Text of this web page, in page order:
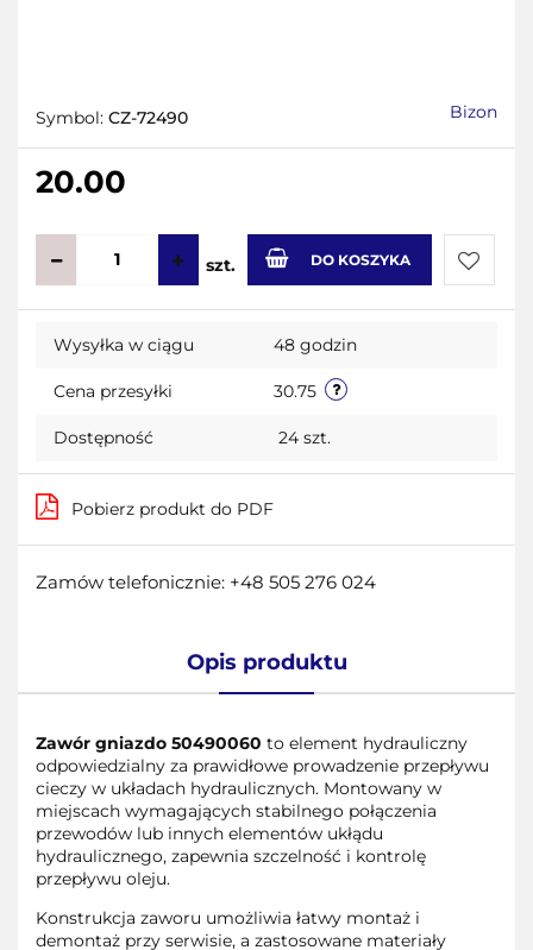
Symbol: CZ-72490 Bizon
20.00
szt. DO KOSZYKA
Do
Wysyłka w ciągu 48 godzin
Cena przesyłki 30.75
Dostępność 24 szt.
Pobierz produkt do PDF
Zamów telefonicznie: +48 505 276 024
Opis produktu
Zawór gniazdo 50490060 to element hydrauliczny
odpowiedzialny za prawidłowe prowadzenie przepływu
cieczy w układach hydraulicznych. Montowany w
miejscach wymagających stabilnego połączenia
przewodów lub innych elementów ukłądu
hydraulicznego, zapewnia szczelność i kontrolę
przepływu oleju.
Konstrukcja zaworu umożliwia łatwy montaż i
demontaż przy serwisie, a zastosowane materiały